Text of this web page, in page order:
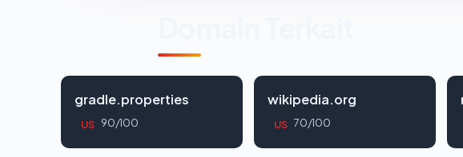
gradle.properties
US 90/100
wikipedia.org
US 70/100